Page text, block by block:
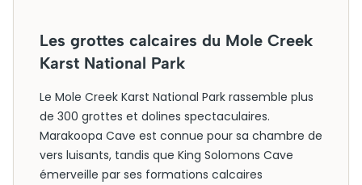
Les grottes calcaires du Mole Creek
Karst National Park
Le Mole Creek Karst National Park rassemble plus
de 300 grottes et dolines spectaculaires.
Marakoopa Cave est connue pour sa chambre de
vers luisants, tandis que King Solomons Cave
émerveille par ses formations calcaires